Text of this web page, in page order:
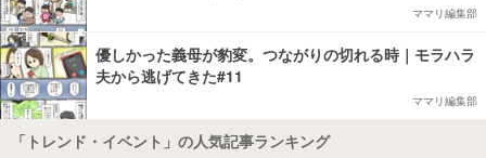
ママリ編集部
優しかった義母が豹変。つながりの切れる時｜モラハラ
夫から逃げてきた#11
ママリ編集部
「トレンド・イベント」の人気記事ランキング